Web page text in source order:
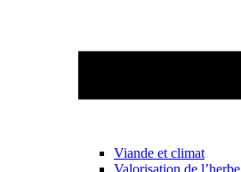
Viande et climat
Valorisation de l’herbe